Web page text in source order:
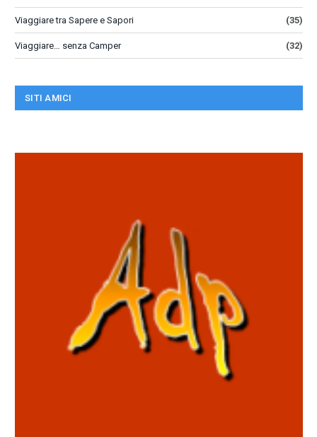
Viaggiare tra Sapere e Sapori (35)
Viaggiare… senza Camper (32)
SITI AMICI